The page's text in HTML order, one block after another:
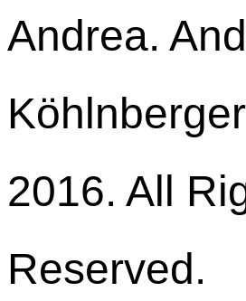
Andrea.
2016. All
Reserved.